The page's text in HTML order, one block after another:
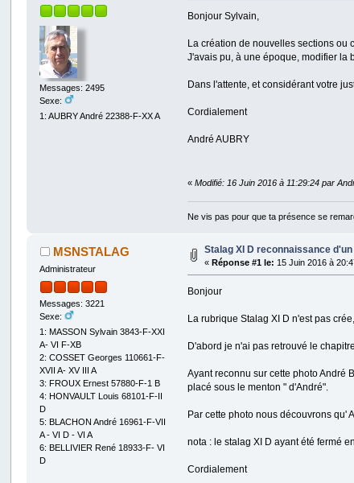
Messages: 2495
Sexe:
1: AUBRY André 22388-F-XX A
Bonjour Sylvain,
La création de nouvelles sections ou
J'avais pu, à une époque, modifier la
Dans l'attente, et considérant votre
Cordialement
André AUBRY
«Modifié: 16 Juin 2016 à 11:29:24 par
Ne vis pas pour que ta présence se
MSNSTALAG
Administrateur
Messages: 3221
Sexe:
1: MASSON Sylvain 3843-F-XXI
A- VI F-XB
2: COSSET Georges 110661-F-
XVII A- XV III A
3: FROUX Ernest 57880-F-1 B
4: HONVAULT Louis 68101-F-II
D
5: BLACHON André 16961-F-VII
A - VI D - VI A
6: BELLIVIER René 18933-F- VI
D
Stalag XI D reconnaissance
«Réponse #1 le: 15 Juin 2016 à
Bonjour
La rubrique Stalag XI D n'est pas
D'abord je n'ai pas retrouvé le
Ayant reconnu sur cette photo André
placé sous le menton " d'André".
Par cette photo nous découvrons qu'
nota : le stalag XI D ayant été fermé
Cordialement